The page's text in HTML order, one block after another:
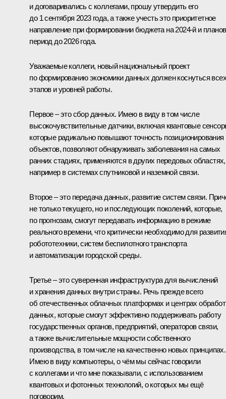
и договаривались с коллегами, прошу утвердить его
до 1 сентября 2023 года, а также учесть это приоритетное
направление при формировании бюджета на 2024-й и
период до 2026 года.
Уважаемые коллеги, новый национальный проект
по формированию экономики данных должен коснуться всех
этапов и уровней работы.
Первое – это сбор данных. Имею в виду в том числе
высокочувствительные датчики, включая квантовые
которые радикально повышают точность позиционирования
объектов, позволяют обнаруживать заболевания на самых
ранних стадиях, применяются в других передовых областях,
например в системах спутниковой и наземной связи.
Второе – это передача данных, развитие систем связи.
не только текущего, но и последующих поколений, которые,
по прогнозам, смогут передавать информацию в режиме
реального времени, что критически необходимо для
робототехники, систем беспилотного транспорта
и автоматизации городской среды.
Третье – это суверенная инфраструктура для вычислений
и хранения данных внутри страны. Речь прежде всего
об отечественных облачных платформах и центрах
данных, которые смогут эффективно поддерживать работу
государственных органов, предприятий, операторов связи,
а также вычислительные мощности собственного
производства, в том числе на качественно новых принципах.
Имею в виду компьютеры, о чём мы сейчас говорили
с коллегами и что мне показывали, с использованием
квантовых и фотонных технологий, о которых мы ещё
поговорим.